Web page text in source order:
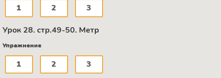
1 2 3
Урок 28. стр.49-50. Метр
Упражнение
1 2 3